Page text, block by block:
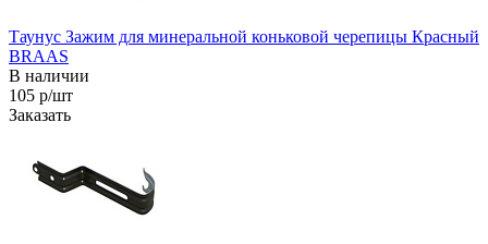
Таунус Зажим для минеральной коньковой черепицы Красный
BRAAS
В наличии
105 р/шт
Заказать